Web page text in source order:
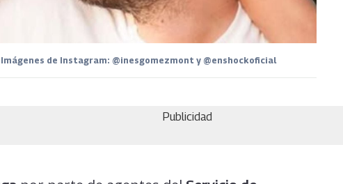
de Instagram: @inesgomezmont y @enshockoficial
Publicidad